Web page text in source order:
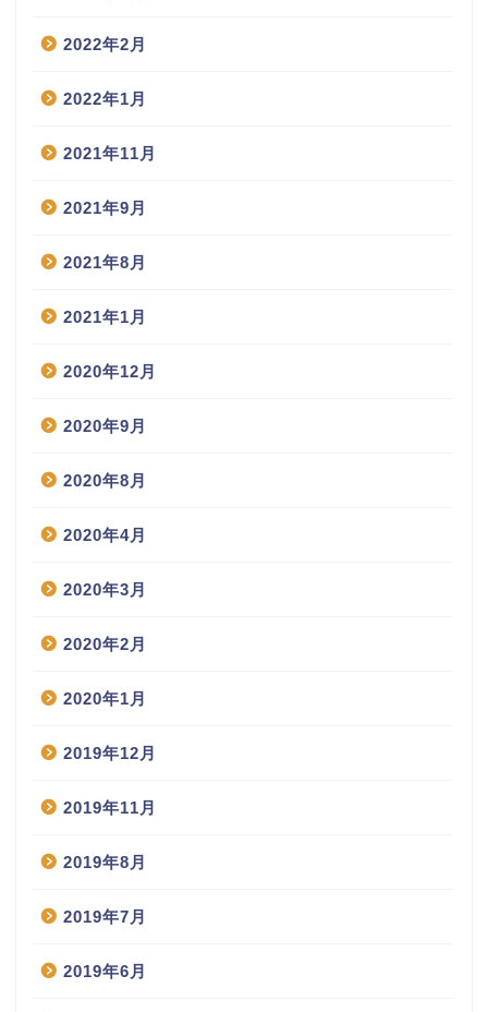
2022年2月
2022年1月
2021年11月
2021年9月
2021年8月
2021年1月
2020年12月
2020年9月
2020年8月
2020年4月
2020年3月
2020年2月
2020年1月
2019年12月
2019年11月
2019年8月
2019年7月
2019年6月